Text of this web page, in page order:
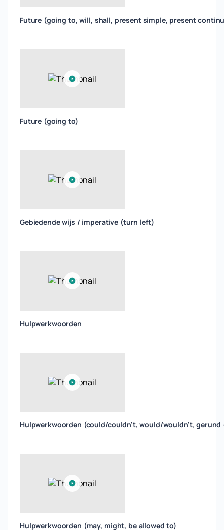
Future (going to, will, shall, present simple, present
Future (going to)
Gebiedende wijs / imperative (turn left)
Hulpwerkwoorden
Hulpwerkwoorden (could/couldn't, would/wouldn't, gerund
Hulpwerkwoorden (may, might, be allowed to)